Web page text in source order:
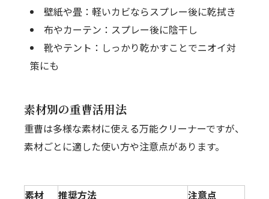
壁紙や畳：軽いカビならスプレー後に乾拭き
布やカーテン：スプレー後に陰干し
靴やテント：しっかり乾かすことでニオイ対
策にも
素材別の重曹活用法
重曹は多様な素材に使える万能クリーナーですが、
素材ごとに適した使い方や注意点があります。
素材 推奨方法
注意点